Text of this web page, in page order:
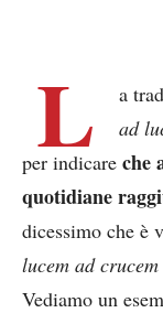
L a
ad
per indicare che
quotidiane
dicessimo che è
lucem ad crucem
Vediamo un